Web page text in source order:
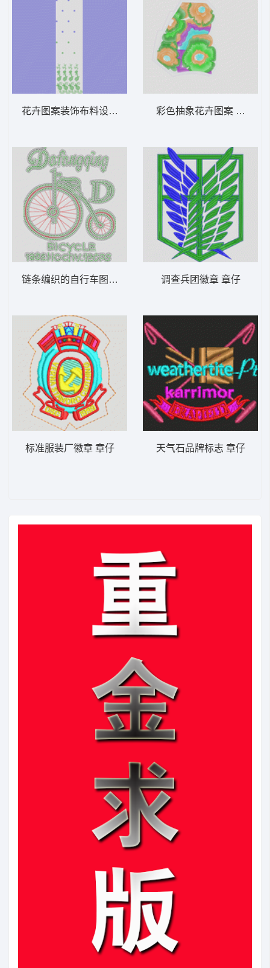
花卉图案装饰布料设计 窗帘
链条编织的自行车图案 亮片 卡通单车
标准服装厂徽章 章仔
彩色抽象花卉图案 传统大
调查兵团徽章 章仔
天气石品牌标志 章仔